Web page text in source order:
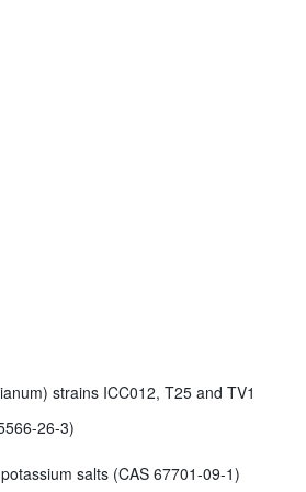
strains ICC012, T25 and TV1
26-3)
salts (CAS 67701-09-1)